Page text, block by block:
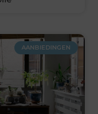
AANBIEDINGEN